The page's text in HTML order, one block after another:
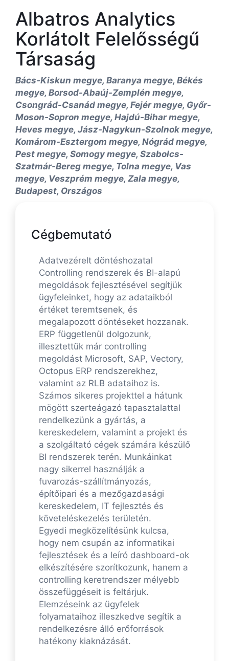
Albatros Analytics
Korlátolt Felelősségű
Társaság
Bács-Kiskun megye, Baranya megye, Békés
megye, Borsod-Abaúj-Zemplén megye,
Csongrád-Csanád megye, Fejér megye, Győr-
Moson-Sopron megye, Hajdú-Bihar megye,
Heves megye, Jász-Nagykun-Szolnok megye,
Komárom-Esztergom megye, Nógrád megye,
Pest megye, Somogy megye, Szabolcs-
Szatmár-Bereg megye, Tolna megye, Vas
megye, Veszprém megye, Zala megye,
Budapest, Országos
Cégbemutató
Adatvezérelt döntéshozatal
Controlling rendszerek és BI-alapú
megoldások fejlesztésével segítjük
ügyfeleinket, hogy az adataikból
értéket teremtsenek, és
megalapozott döntéseket hozzanak.
ERP függetlenül dolgozunk,
illesztettük már controlling
megoldást Microsoft, SAP, Vectory,
Octopus ERP rendszerekhez,
valamint az RLB adataihoz is.
Számos sikeres projekttel a hátunk
mögött szerteágazó tapasztalattal
rendelkezünk a gyártás, a
kereskedelem, valamint a projekt és
a szolgáltató cégek számára készülő
BI rendszerek terén. Munkáinkat
nagy sikerrel használják a
fuvarozás-szállítmányozás,
építőipari és a mezőgazdasági
kereskedelem, IT fejlesztés és
követeléskezelés területén.
Egyedi megközelítésünk kulcsa,
hogy nem csupán az informatikai
fejlesztések és a leíró dashboard-ok
elkészítésére szorítkozunk, hanem a
controlling keretrendszer mélyebb
összefüggéseit is feltárjuk.
Elemzéseink az ügyfelek
folyamataihoz illeszkedve segítik a
rendelkezésre álló erőforrások
hatékony kiaknázását.